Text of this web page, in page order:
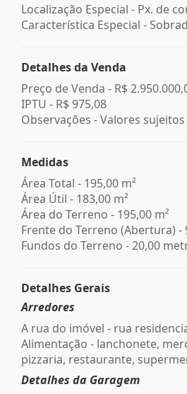
Localização Especial - Px. de
Característica Especial -
Detalhes da Venda
Preço de Venda - R$
IPTU - R$ 975,08
Observações - Valores
Medidas
Área Total - 195,00 m²
Área Útil - 183,00 m²
Área do Terreno - 195,00 m²
Frente do Terreno (Abertura) -
Fundos do Terreno - 20,00
Detalhes Gerais
Arredores
A rua do imóvel - rua
Alimentação - lanchonete,
pizzaria, restaurante,
Detalhes da Garagem